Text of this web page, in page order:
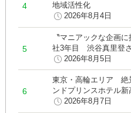
地域活性化
2026年8月4日
〝マニアックな企画
社3年目 渋谷真里登
2026年8月5日
東京・高輪エリア 絶
ンドプリンスホテル
2026年8月7日